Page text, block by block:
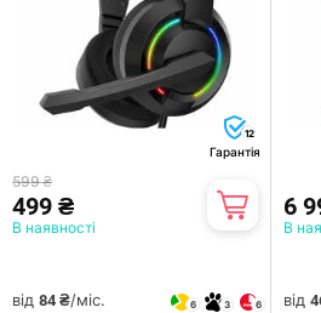
12
Гарантія
599 ₴
499 ₴
В наявності
від 84 ₴/міс. 6 3 6
6
В
від